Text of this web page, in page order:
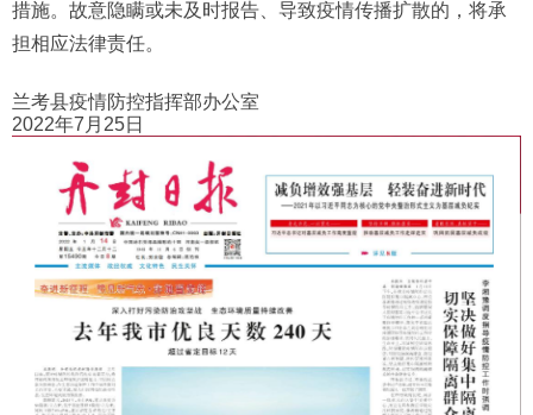
措施。故意隐瞒或未及时报告、导致疫情传播扩散的，将承
担相应法律责任。
兰考县疫情防控指挥部办公室
2022年7月25日